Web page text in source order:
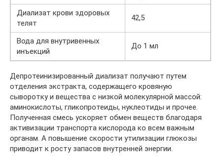
Диализат крови здоровых
телят
42,5
Вода для внутривенных
инъекций
До 1 мл
Депротеинизированный диализат получают путем
отделения экстракта, содержащего кровяную
сыворотку и вещества с низкой молекулярной массой:
аминокислоты, гликопротеиды, нуклеотиды и прочее.
Полученная смесь ускоряет обмен веществ благодаря
активизации транспорта кислорода ко всем важным
органам. А повышение скорости утилизации глюкозы
приводит к росту запасов внутренней энергии.